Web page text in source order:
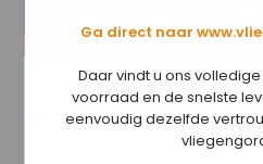
Productomschrijving
Ga direct naar
Daar vindt u ons
voorraad en de snelste
eenvoudig dezelfde